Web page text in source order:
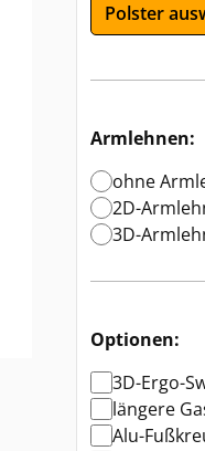
Polster
Armlehnen:
ohne
2D-
3D-
Optionen:
3D-Ergo-
längere
Alu-